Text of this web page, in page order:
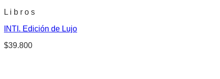
L i b r o s
INTI. Edición de Lujo
$39.800